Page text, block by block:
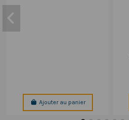
Ajouter au panier